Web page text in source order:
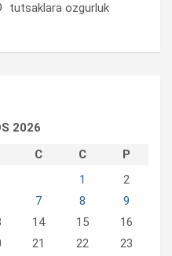
tutsaklara ozgurluk
2026
C C
P
1
2
7 8
9
14 15
16
21 22
23